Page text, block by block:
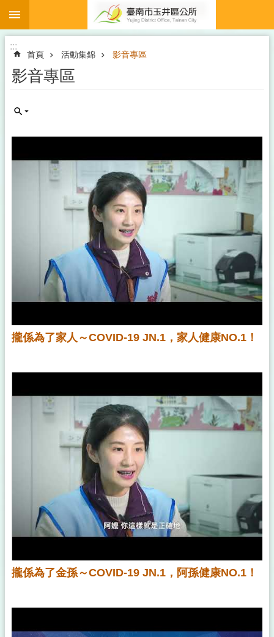
跳到主要內容區塊
:::
首頁 活動集錦 影音專區
影音專區
攏係為了家人～COVID-19 JN.1，家人健康NO.1！
攏係為了金孫～COVID-19 JN.1，阿孫健康NO.1！